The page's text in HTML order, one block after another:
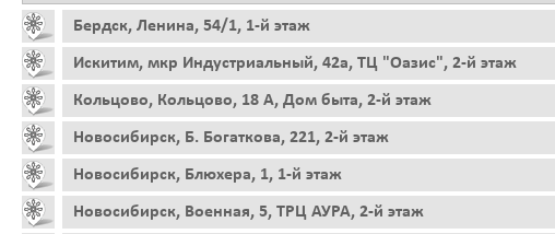
Бердск, Ленина, 54/1, 1-й этаж
Искитим, мкр Индустриальный, 42а, ТЦ "Оазис", 2-й этаж
Кольцово, Кольцово, 18 А, Дом быта, 2-й этаж
Новосибирск, Б. Богаткова, 221, 2-й этаж
Новосибирск, Блюхера, 1, 1-й этаж
Новосибирск, Военная, 5, ТРЦ АУРА, 2-й этаж